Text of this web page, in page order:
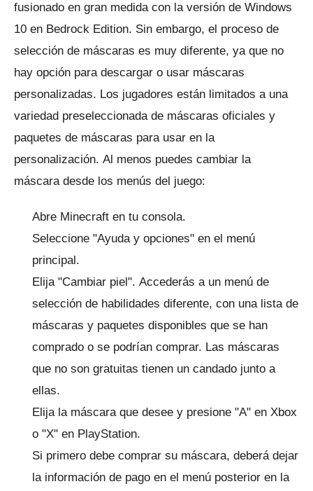
fusionado en gran medida con la versión de Windows
10 en Bedrock Edition. Sin embargo, el proceso de
selección de máscaras es muy diferente, ya que no
hay opción para descargar o usar máscaras
personalizadas. Los jugadores están limitados a una
variedad preseleccionada de máscaras oficiales y
paquetes de máscaras para usar en la
personalización. Al menos puedes cambiar la
máscara desde los menús del juego:
Abre Minecraft en tu consola.
Seleccione "Ayuda y opciones" en el menú
principal.
Elija "Cambiar piel". Accederás a un menú de
selección de habilidades diferente, con una lista de
máscaras y paquetes disponibles que se han
comprado o se podrían comprar. Las máscaras
que no son gratuitas tienen un candado junto a
ellas.
Elija la máscara que desee y presione "A" en Xbox
o "X" en PlayStation.
Si primero debe comprar su máscara, deberá dejar
la información de pago en el menú posterior en la